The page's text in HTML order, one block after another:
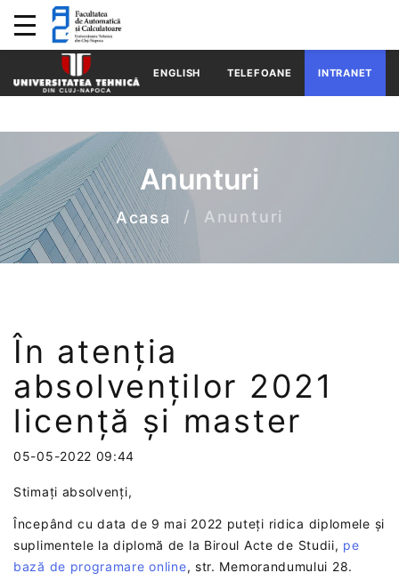
ENGLISH TELEFOANE INTRANET
Anunturi
Acasa Anunturi
În atenția
absolvenților 2021
licență și master
05-05-2022 09:44
Stimați absolvenți,
Începând cu data de 9 mai 2022 puteți ridica diplomele și
suplimentele la diplomă de la Biroul Acte de Studii, pe
bază de programare online, str. Memorandumului 28.